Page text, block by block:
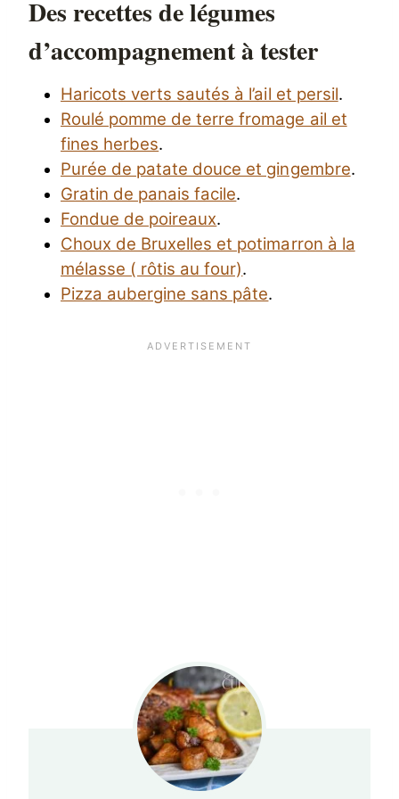
Des recettes de légumes
d’accompagnement à tester
Haricots verts sautés à l’ail et persil.
Roulé pomme de terre fromage ail et
fines herbes.
Purée de patate douce et gingembre.
Gratin de panais facile.
Fondue de poireaux.
Choux de Bruxelles et potimarron à la
mélasse ( rôtis au four).
Pizza aubergine sans pâte.